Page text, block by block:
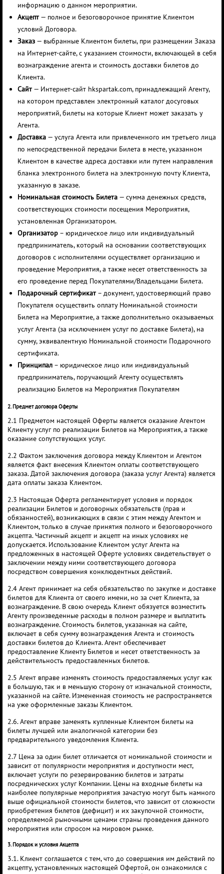
информацию о данном мероприятии.
Акцепт— полное и безоговорочное принятие Клиентом
условий Договора.
Заказ — выбранные Клиентом билеты, при размещении Заказа
на Интернет-сайте, с указанием стоимости, включающей в себя
вознаграждение агента и стоимость доставки билетов до
Клиента.
Сайт— Интернет-сайт hkspartak.com, принадлежащий Агенту,
на котором представлен электронный каталог досуговых
мероприятий, билеты на которые Клиент может заказать у
Агента.
Доставка — услуга Агента или привлеченного им третьего лица
по непосредственной передачи Билета в месте, указанном
Клиентом в качестве адреса доставки или путем направления
бланка электронного билета на электронную почту Клиента,
указанную в заказе.
Номинальная стоимость Билета — сумма денежных средств,
соответствующих стоимости посещения Мероприятия,
установленная Организатором.
Организатор – юридическое лицо или индивидуальный
предприниматель, который на основании соответствующих
договоров с исполнителями осуществляет организацию и
проведение Мероприятия, а также несет ответственность за
его проведение перед Покупателями/Владельцами Билета.
Подарочный сертификат– документ, удостоверяющий право
Покупателя осуществить оплату Номинальной стоимости
Билета на Мероприятие, а также дополнительно оказываемых
услуг Агента (за исключением услуг по доставке Билета), на
сумму, эквивалентную Номинальной стоимости Подарочного
сертификата.
Принципал – юридическое лицо или индивидуальный
предприниматель, поручающий Агенту осуществлять
реализацию Билетов на Мероприятия Покупателям
2. Предмет договора Оферты
2.1 Предметом настоящей Оферты является оказание Агентом
Клиенту услуг по реализации Билетов на Мероприятия, а также
оказание сопутствующих услуг.
2.2 Фактом заключения договора между Клиентом и Агентом
является факт внесения Клиентом оплаты соответствующего
заказа. Датой заключения договора (заказа услуг Агента) является
дата оплаты заказа Клиентом.
2.3 Настоящая Оферта регламентирует условия и порядок
реализации Билетов и договорных обязательств (прав и
обязанностей), возникающих в связи с этим между Агентом и
Клиентом, только в случае принятия полного и безоговорочного
акцепта. Частичный акцепт и акцепт на иных условиях не
допускается. Использование Клиентом услуг Агента на
предложенных в настоящей Оферте условиях свидетельствует о
заключении между ними соответствующего договора
посредством совершения конклюдентных действий.
2.4 Агент принимает на себя обязательство по закупке и доставке
билетов для Клиента от своего имени, но за счет Клиента, за
вознаграждение. В свою очередь Клиент обязуется возместить
Агенту произведенные расходы в полном размере и выплатить
вознаграждение. Стоимость билетов, указанная на сайте,
включает в себя сумму вознаграждения Агента и стоимость
доставки билетов до Клиента. Агент обеспечивает
предоставление Клиенту Билетов и несет ответственность за
действительность предоставленных билетов.
2.5 Агент вправе изменять стоимость предоставляемых услуг как
в большую, так и в меньшую сторону от изначальной стоимости,
указанной на сайте. Измененная стоимость не распространяется
на уже оформленные заказы Клиентом.
2.6. Агент вправе заменять купленные Клиентом билеты на
билеты лучшей или аналогичной категории без
предварительного уведомления Клиента.
2.7 Цена за один билет отличается от номинальной стоимости и
зависит от популярности мероприятия и доступности мест,
включает услуги по резервированию билетов и затраты
посреднических услуг Компании. Цены на входные билеты на
наиболее популярные мероприятия зачастую могут быть намного
выше официальной стоимости билетов, что зависит от сложности
приобретения билетов (дефицит) и их закупочной стоимости,
определяемой рыночными ценами страны проведения данного
мероприятия или спросом на мировом рынке.
3. Порядок и условия Акцепта
3.1. Клиент соглашается с тем, что до совершения им действий по
акцепту, установленных настоящей Офертой, он ознакомился с